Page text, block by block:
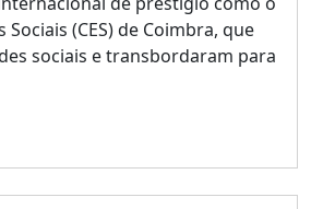
(CES) de Coimbra, que
sociais e transbordaram para